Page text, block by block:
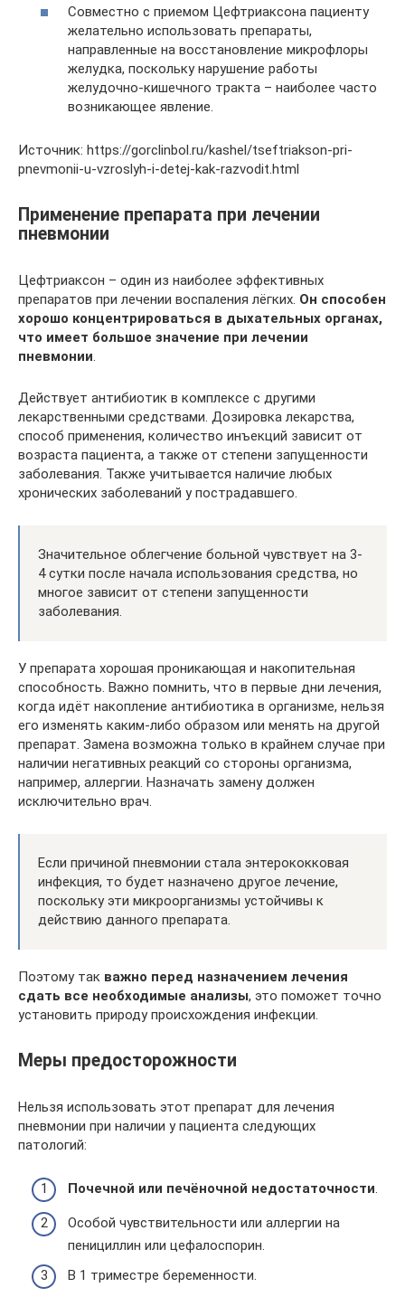
Совместно с приемом Цефтриаксона пациенту
желательно использовать препараты,
направленные на восстановление микрофлоры
желудка, поскольку нарушение работы
желудочно-кишечного тракта – наиболее часто
возникающее явление.
Источник: https://gorclinbol.ru/kashel/tseftriakson-pri-
pnevmonii-u-vzroslyh-i-detej-kak-razvodit.html
Применение препарата при лечении
пневмонии
Цефтриаксон – один из наиболее эффективных
препаратов при лечении воспаления лёгких. Он способен
хорошо концентрироваться в дыхательных органах,
что имеет большое значение при лечении
пневмонии
Действует антибиотик в комплексе с другими
лекарственными средствами. Дозировка лекарства,
способ применения, количество инъекций зависит от
возраста пациента, а также от степени запущенности
заболевания. Также учитывается наличие любых
хронических заболеваний у пострадавшего.
Значительное облегчение больной чувствует на 3-
4 сутки после начала использования средства, но
многое зависит от степени запущенности
заболевания.
У препарата хорошая проникающая и накопительная
способность. Важно помнить, что в первые дни лечения,
когда идёт накопление антибиотика в организме, нельзя
его изменять каким-либо образом или менять на другой
препарат. Замена возможна только в крайнем случае при
наличии негативных реакций со стороны организма,
например, аллергии. Назначать замену должен
исключительно врач.
Если причиной пневмонии стала энтерококковая
инфекция, то будет назначено другое лечение,
поскольку эти микроорганизмы устойчивы к
действию данного препарата.
Поэтому так важно перед назначением лечения
сдать все необходимые анализы, это поможет точно
установить природу происхождения инфекции.
Меры предосторожности
Нельзя использовать этот препарат для лечения
пневмонии при наличии у пациента следующих
патологий:
Почечной или печёночной недостаточности.
Особой чувствительности или аллергии на
пенициллин или цефалоспорин.
В 1 триместре беременности.